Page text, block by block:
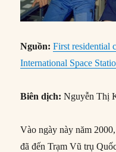
Nguồn:First residential
International Space
Biên dịch: Nguyễn Thị
Vào ngày này năm
đã đến Trạm Vũ trụ